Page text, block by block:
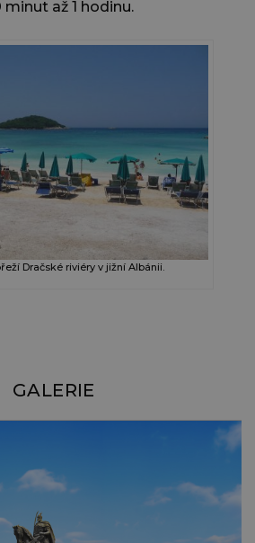
až 1 hodinu.
Dračské riviéry v jižní Albánii.
GALERIE